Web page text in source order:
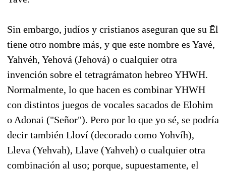
Sin embargo, judíos y cristianos aseguran que su Ēl
tiene otro nombre más, y que este nombre es Yavé,
Yahvéh, Yehová (Jehová) o cualquier otra
invención sobre el tetragrámaton hebreo YHWH.
Normalmente, lo que hacen es combinar YHWH
con distintos juegos de vocales sacados de Elohim
o Adonai ("Señor"). Pero por lo que yo sé, se podría
decir también Lloví (decorado como Yohvíh),
Lleva (Yehvah), Llave (Yahveh) o cualquier otra
combinación al uso; porque, supuestamente, el